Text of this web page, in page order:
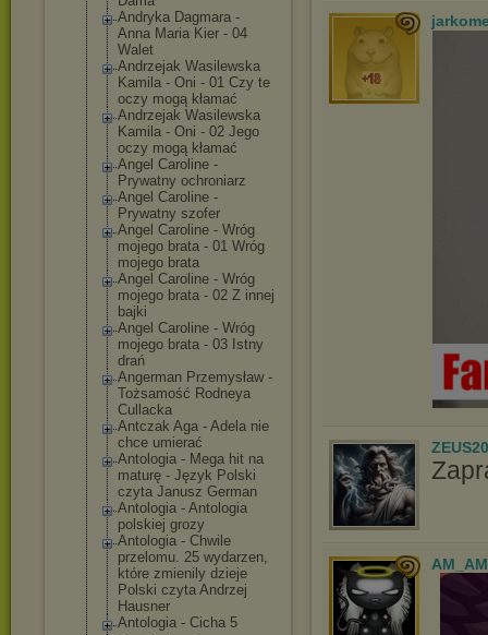
Andryka Dagmara -
Anna Maria Kier - 04
Walet
Andrzejak Wasilewska
Kamila - Oni - 01 Czy te
oczy mogą kłamać
Andrzejak Wasilewska
Kamila - Oni - 02 Jego
oczy mogą kłamać
Angel Caroline -
Prywatny ochroniarz
Angel Caroline -
Prywatny szofer
Angel Caroline - Wróg
mojego brata - 01 Wróg
mojego brata
Angel Caroline - Wróg
mojego brata - 02 Z innej
bajki
Angel Caroline - Wróg
mojego brata - 03 Istny
drań
Angerman Przemysław -
Tożsamość Rodneya
Cullacka
Antczak Aga - Adela nie
chce umierać
Antologia - Mega hit na
maturę - Język Polski
czyta Janusz German
Antologia - Antologia
polskiej grozy
Antologia - Chwile
przelomu. 25 wydarzen,
które zmienily dzieje
Polski czyta Andrzej
Hausner
Antologia - Cicha 5
AM_AM